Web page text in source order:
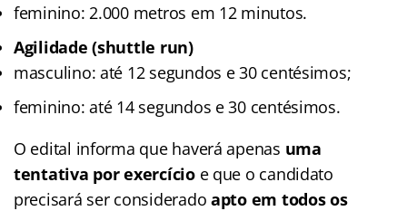
feminino: 2.000 metros em 12 minutos.
Agilidade (shuttle run)
masculino: até 12 segundos e 30 centésimos;
feminino: até 14 segundos e 30 centésimos.
O edital informa que haverá apenas uma
tentativa por exercícioe que o candidato
precisará ser considerado apto em todos os